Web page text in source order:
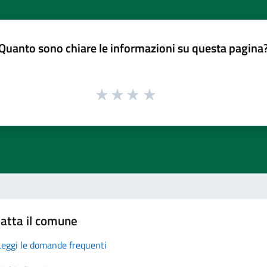
sono chiare le informazioni su questa
il comune
le domande frequenti